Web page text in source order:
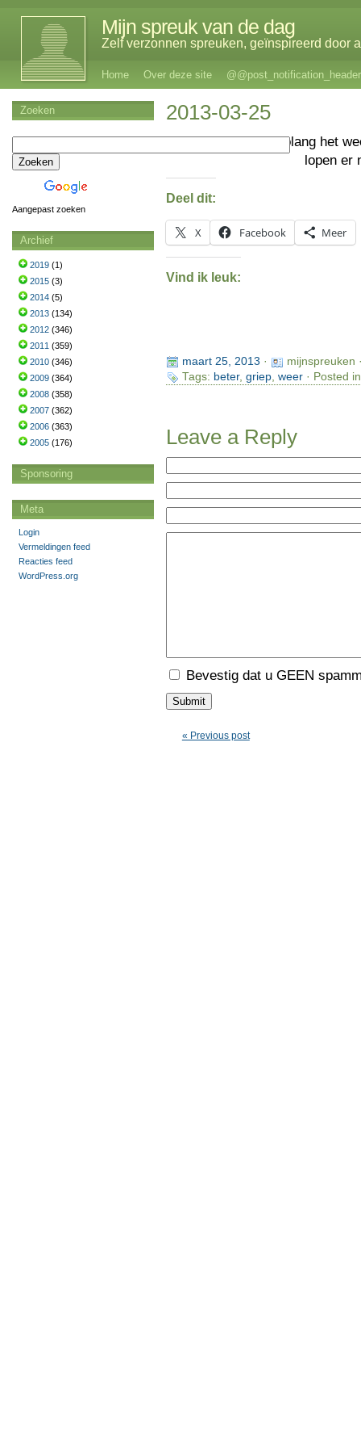
Mijn spreuk van de dag
Zelf verzonnen spreuken, geïnspireerd door
Home Over deze site @@post_notification_header
2013-03-25
Zolang het
lopen er
Deel dit:
X Facebook Meer
Vind ik leuk:
maart 25, 2013 ·
mijnspreuken
Tags: beter, griep, weer· Posted
Leave a Reply
Bevestig dat u GEEN
« Previous post
Zoeken
Aangepast zoeken
Archief
2019 (1)
2015 (3)
2014 (5)
2013 (134)
2012 (346)
2011 (359)
2010 (346)
2009 (364)
2008 (358)
2007 (362)
2006 (363)
2005 (176)
Sponsoring
Meta
Login
Vermeldingen feed
Reacties feed
WordPress.org